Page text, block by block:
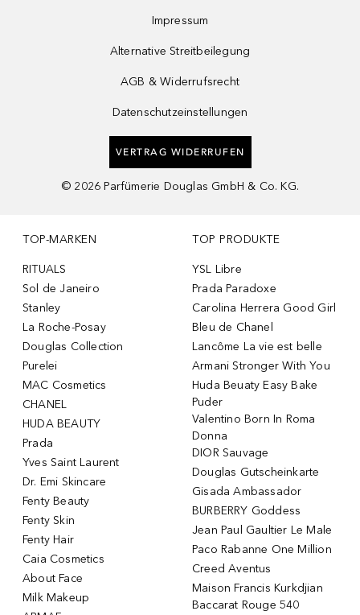
Impressum
Alternative Streitbeilegung
AGB & Widerrufsrecht
Datenschutzeinstellungen
VERTRAG WIDERRUFEN
© 2026 Parfümerie Douglas GmbH & Co. KG.
TOP-MARKEN
RITUALS
Sol de Janeiro
Stanley
La Roche-Posay
Douglas Collection
Purelei
MAC Cosmetics
CHANEL
HUDA BEAUTY
Prada
Yves Saint Laurent
Dr. Emi Skincare
Fenty Beauty
Fenty Skin
Fenty Hair
Caia Cosmetics
About Face
Milk Makeup
TOP PRODUKTE
YSL Libre
Prada Paradoxe
Carolina Herrera Good Girl
Bleu de Chanel
Lancôme La vie est belle
Armani Stronger With You
Huda Beuaty Easy Bake
Puder
Valentino Born In Roma
Donna
DIOR Sauvage
Douglas Gutscheinkarte
Gisada Ambassador
BURBERRY Goddess
Jean Paul Gaultier Le Male
Paco Rabanne One Million
Creed Aventus
Maison Francis Kurkdjian
Baccarat Rouge 540